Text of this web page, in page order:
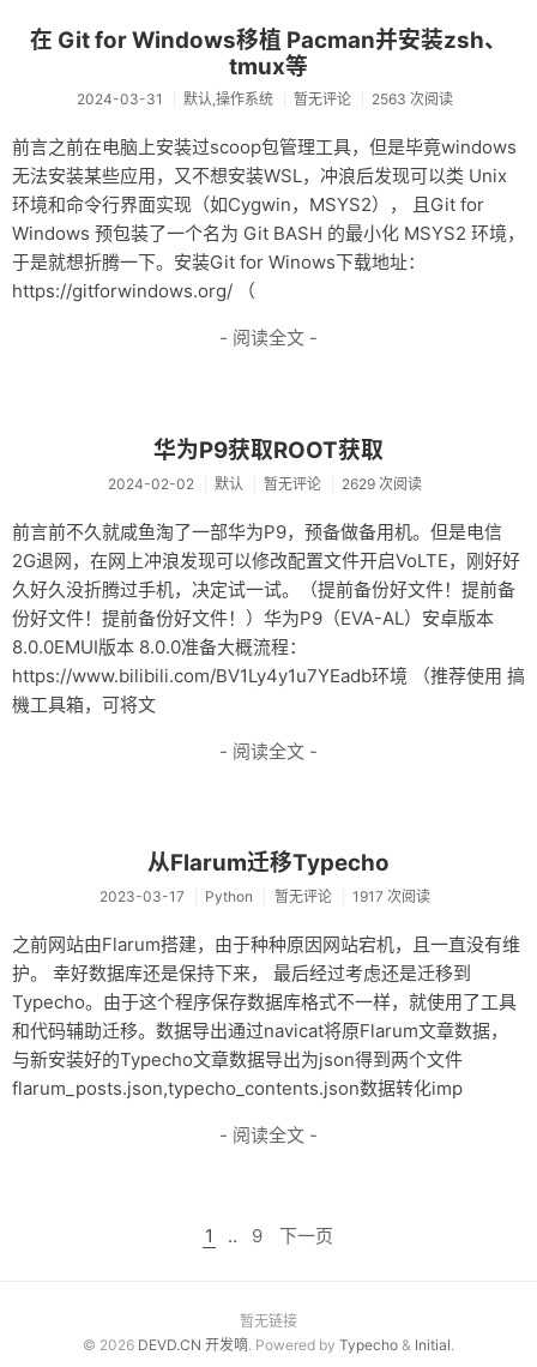
在 Git for Windows移植 Pacman并安装zsh、
tmux等
2024-03-31 默认,操作系统 暂无评论 2563 次阅读
前言之前在电脑上安装过scoop包管理工具，但是毕竟windows
无法安装某些应用，又不想安装WSL，冲浪后发现可以类 Unix
环境和命令行界面实现（如Cygwin，MSYS2）， 且Git for
Windows 预包装了一个名为 Git BASH 的最小化 MSYS2 环境，
于是就想折腾一下。安装Git for Winows下载地址：
https://gitforwindows.org/ （
- 阅读全文 -
华为P9获取ROOT获取
2024-02-02 默认 暂无评论 2629 次阅读
前言前不久就咸鱼淘了一部华为P9，预备做备用机。但是电信
2G退网，在网上冲浪发现可以修改配置文件开启VoLTE，刚好好
久好久没折腾过手机，决定试一试。（提前备份好文件！提前备
份好文件！提前备份好文件！）华为P9（EVA-AL）安卓版本
8.0.0EMUI版本 8.0.0准备大概流程：
https://www.bilibili.com/BV1Ly4y1u7YEadb环境 （推荐使用 搞
機工具箱，可将文
- 阅读全文 -
从Flarum迁移Typecho
2023-03-17 Python 暂无评论 1917 次阅读
之前网站由Flarum搭建，由于种种原因网站宕机，且一直没有维
护。 幸好数据库还是保持下来， 最后经过考虑还是迁移到
Typecho。由于这个程序保存数据库格式不一样，就使用了工具
和代码辅助迁移。数据导出通过navicat将原Flarum文章数据，
与新安装好的Typecho文章数据导出为json得到两个文件
flarum_posts.json,typecho_contents.json数据转化imp
- 阅读全文 -
1 .. 9 下一页
暂无链接
© 2026 DEVD.CN 开发嘀. Powered by Typecho & Initial.